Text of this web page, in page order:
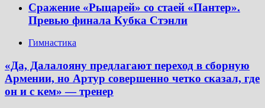
Сражение «Рыцарей» со стаей «Пантер».
Превью финала Кубка Стэнли
Гимнастика
«Да, Далалояну предлагают переход в сборную
Армении, но Артур совершенно четко сказал, где
он и с кем» — тренер